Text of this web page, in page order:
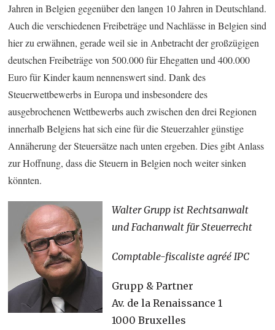
Jahren in Belgien gegenüber den langen 10 Jahren in Deutschland.
Auch die verschiedenen Freibeträge und Nachlässe in Belgien sind
hier zu erwähnen, gerade weil sie in Anbetracht der großzügigen
deutschen Freibeträge von 500.000 für Ehegatten und 400.000
Euro für Kinder kaum nennenswert sind. Dank des
Steuerwettbewerbs in Europa und insbesondere des
ausgebrochenen Wettbewerbs auch zwischen den drei Regionen
innerhalb Belgiens hat sich eine für die Steuerzahler günstige
Annäherung der Steuersätze nach unten ergeben. Dies gibt Anlass
zur Hoffnung, dass die Steuern in Belgien noch weiter sinken
könnten.
Walter Grupp ist Rechtsanwalt
und Fachanwalt für Steuerrecht
Comptable-fiscaliste agréé IPC
Grupp & Partner
Av. de la Renaissance 1
1000 Bruxelles